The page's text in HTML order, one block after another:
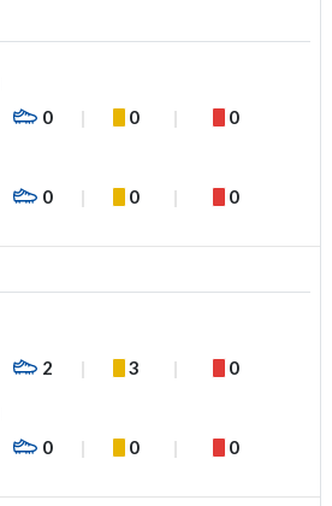
0 0 0
0 0 0
2 3 0
0 0 0